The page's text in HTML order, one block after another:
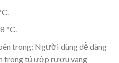
°C.
trong: Người dùng dễ dàng
trong tủ ướp rượu vang